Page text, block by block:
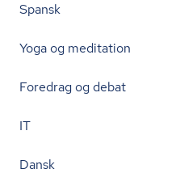
Spansk
Yoga og meditation
Foredrag og debat
IT
Dansk